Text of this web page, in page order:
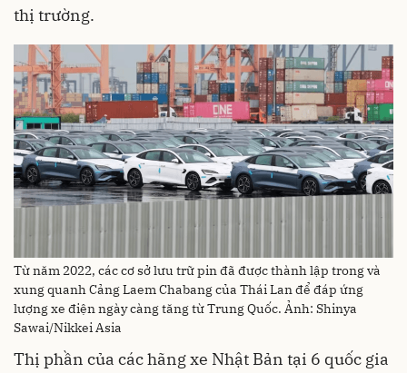
thị trường.
Từ năm 2022, các cơ sở lưu trữ pin đã được thành lập trong và
xung quanh Cảng Laem Chabang của Thái Lan để đáp ứng
lượng xe điện ngày càng tăng từ Trung Quốc. Ảnh: Shinya
Sawai/Nikkei Asia
Thị phần của các hãng xe Nhật Bản tại 6 quốc gia